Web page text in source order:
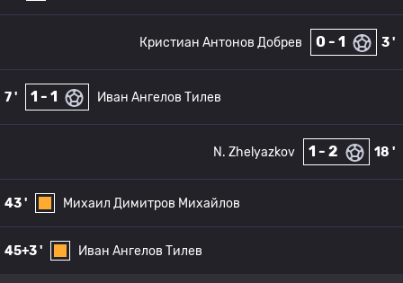
3 '
0 - 1
Кристиан Антонов Добрев
7 ' 1 - 1 Иван Ангелов Тилев
18 '
1 - 2
N. Zhelyazkov
43 ' Михаил Димитров Михайлов
45+3 ' Иван Ангелов Тилев